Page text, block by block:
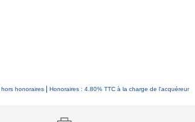
hors honoraires Honoraires : 4.80% TTC à la charge de l'acquéreur